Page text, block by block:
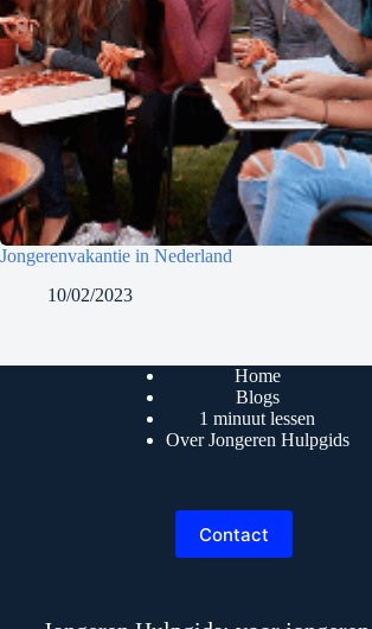
Jongerenvakantie in Nederland
10/02/2023
Home
Blogs
1 minuut lessen
Over Jongeren Hulpgids
Contact